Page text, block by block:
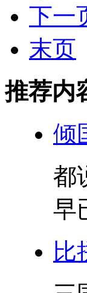
下一
末页
推荐内
倾
都
早
比